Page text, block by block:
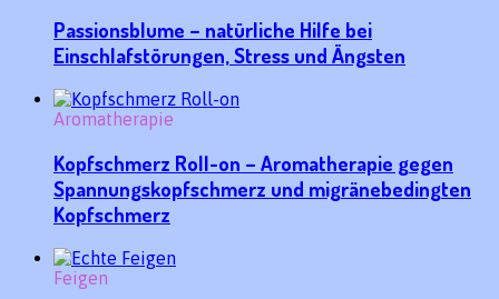
Passionsblume – natürliche Hilfe bei
Einschlafstörungen, Stress und Ängsten
Aromatherapie
Kopfschmerz Roll-on – Aromatherapie gegen
Spannungskopfschmerz und migränebedingten
Kopfschmerz
Feigen